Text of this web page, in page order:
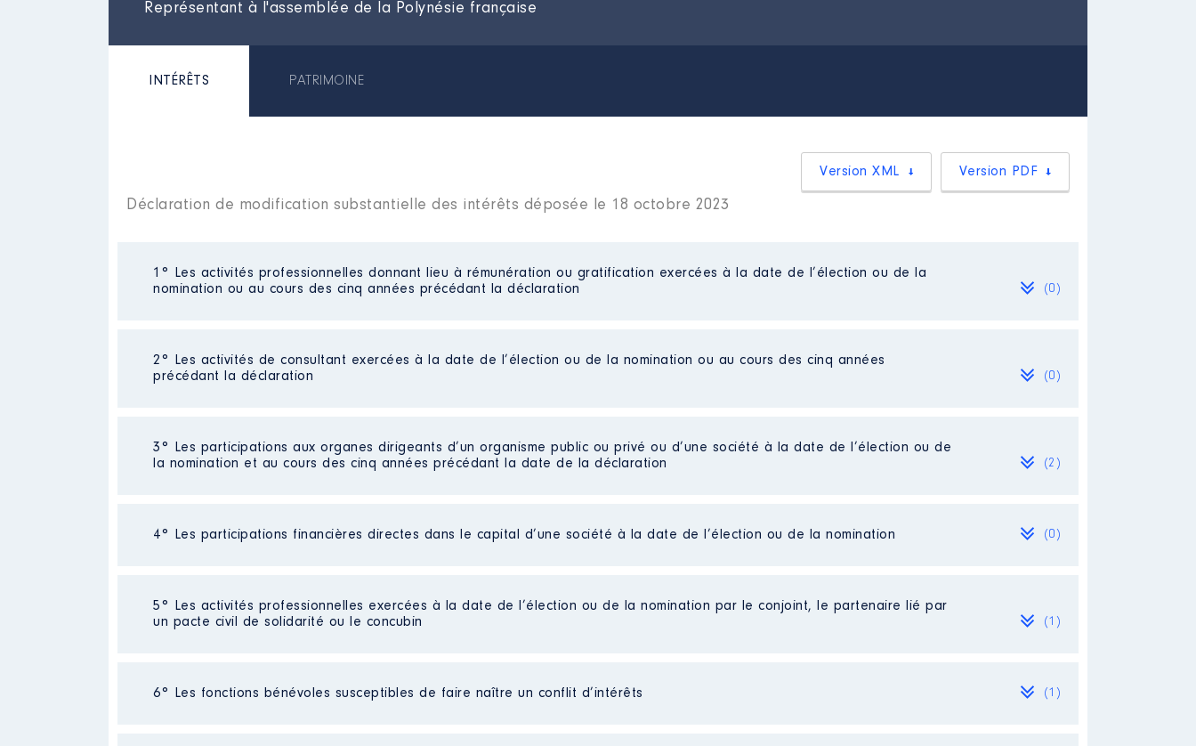
Représentant à l'assemblée de la Polynésie française
INTÉRÊTS PATRIMOINE
Version PDF
Version XML
Déclaration de modification substantielle des intérêts déposée le 18 octobre 2023
1° Les activités professionnelles donnant lieu à rémunération ou gratification exercées à la date de l’élection ou de la
nomination ou au cours des cinq années précédant la déclaration
(0)
Néant
2° Les activités de consultant exercées à la date de l’élection ou de la nomination ou au cours des cinq années
précédant la déclaration
(0)
Néant
3° Les participations aux organes dirigeants d’un organisme public ou privé ou d’une société à la date de l’élection ou de
la nomination et au cours des cinq années précédant la date de la déclaration
(2)
Description
: Mbre du Conseil d'administration
Rémunération ou gratification:
0 €
4° Les participations financières directes dans le capital d’une société à la date de l’élection ou de la nomination (0)
Néant
5° Les activités professionnelles exercées à la date de l’élection ou de la nomination par le conjoint, le partenaire lié par
un pacte civil de solidarité ou le concubin
(1)
Activité professionnelle : Fonctionnaire d'étatProfesseur d'anglais
6° Les fonctions bénévoles susceptibles de faire naître un conflit d’intérêts (1)